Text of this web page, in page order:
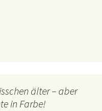
älter – aber
in Farbe!